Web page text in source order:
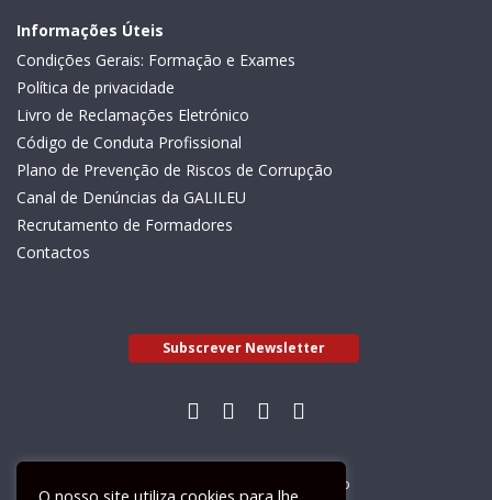
Informações Úteis
Condições Gerais: Formação e Exames
Política de privacidade
Livro de Reclamações Eletrónico
Código de Conduta Profissional
Plano de Prevenção de Riscos de Corrupção
Canal de Denúncias da GALILEU
Recrutamento de Formadores
Contactos
Subscrever Newsletter
Livro de Reclamações Electrónico
O nosso site utiliza cookies para lhe